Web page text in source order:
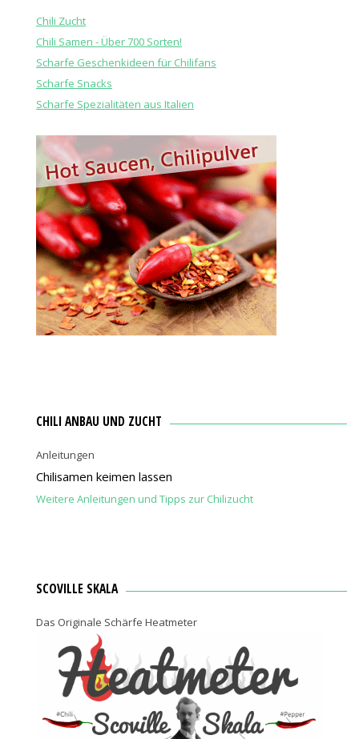
Chili Zucht
Chili Samen - Über 700 Sorten!
Scharfe Geschenkideen für Chilifans
Scharfe Snacks
Scharfe Spezialitäten aus Italien
CHILI ANBAU UND ZUCHT
Anleitungen
Chilisamen keimen lassen
Weitere Anleitungen und Tipps zur Chilizucht
SCOVILLE SKALA
Das Originale Schärfe Heatmeter